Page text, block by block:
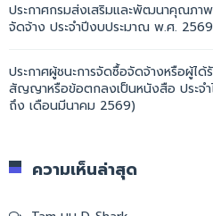
ประกาศกรมส่งเสริมและพัฒนาคุณภา
จัดจ้าง ประจำปีงบประมาณ พ.ศ.
ประกาศผู้ชนะการจัดซื้อจัดจ้างหรือผู้ไ
สัญญาหรือข้อตกลงเป็นหนังสือ ประจ
ถึง เดือนมีนาคม 2569)
ความเห็นล่าสุด